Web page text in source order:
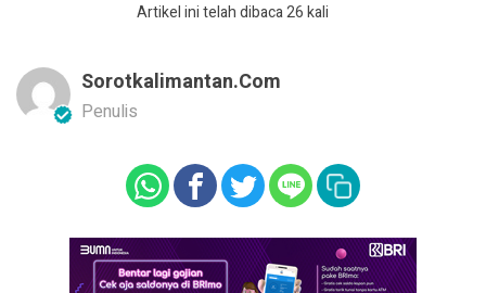
Artikel ini telah dibaca 26 kali
Sorotkalimantan.com
Penulis